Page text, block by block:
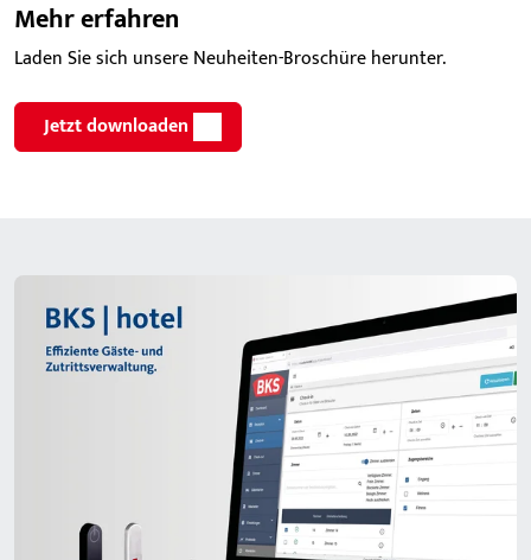
Mehr erfahren
Laden Sie sich unsere Neuheiten-Broschüre herunter.
Jetzt downloaden